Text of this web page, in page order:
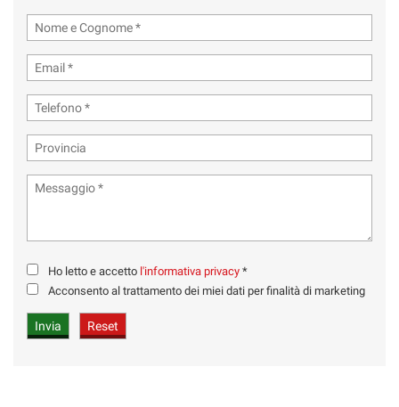
Ho letto e accetto l'informativa privacy *
Acconsento al trattamento dei miei dati per finalità di marketing